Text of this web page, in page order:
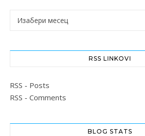
Архиве
RSS LINKOVI
RSS - Posts
RSS - Comments
BLOG STATS